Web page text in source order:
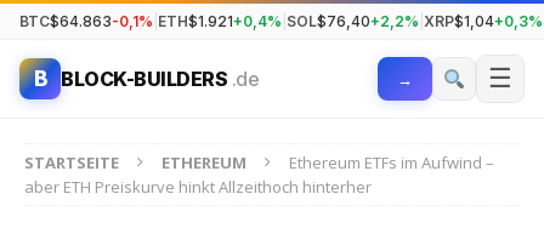
BTC$64.863-0,1% ETH$1.921+0,4% SOL$76,40+2,2% XRP$1,04+0,3%
B BLOCK-BUILDERS .de → ☰
STARTSEITE ETHEREUM
Ethereum ETFs im Aufwind –
aber ETH Preiskurve hinkt Allzeithoch hinterher